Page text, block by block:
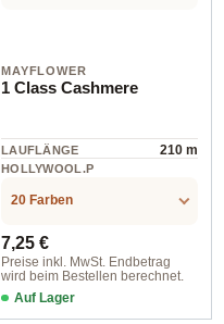
MAYFLOWER
1 Class Cashmere
LAUFLÄNGE 210 m
HOLLYWOOL.P
.LABEL.MATERI
20 Farben
Regulärer Preis:
7,25 €
Preise inkl. MwSt. Endbetrag
wird beim Bestellen berechnet.
Auf Lager
Farbe 002 cashew